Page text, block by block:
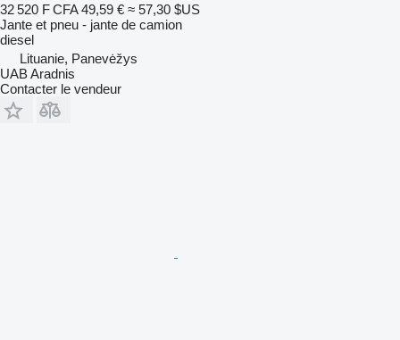
32 520 F CFA 49,59 € ≈ 57,30 $US
Jante et pneu - jante de camion
diesel
Lituanie, Panevėžys
UAB Aradnis
Contacter le vendeur